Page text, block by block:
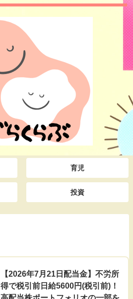
育児
投資
【2026年7月21日配当金】不労所
得で税引前日給5600円(税引前)！